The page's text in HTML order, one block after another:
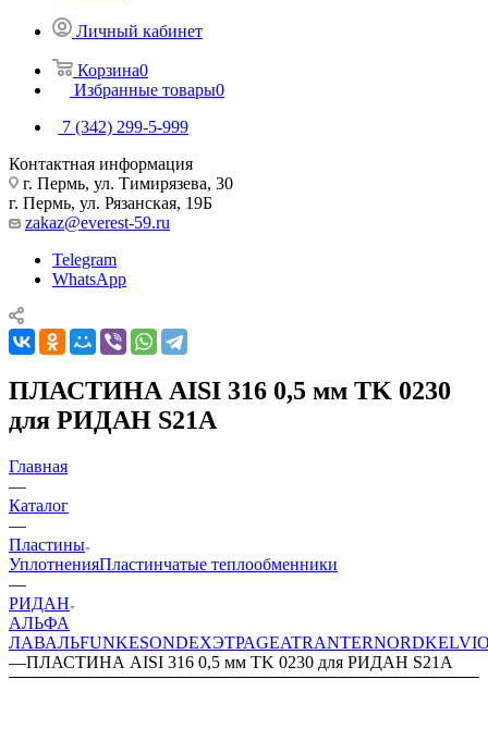
Личный кабинет
Корзина0
Избранные товары0
7 (342) 299-5-999
Контактная информация
г. Пермь, ул. Тимирязева, 30
г. Пермь, ул. Рязанская, 19Б
zakaz@everest-59.ru
Telegram
WhatsApp
ПЛАСТИНА AISI 316 0,5 мм TK 0230
для РИДАН S21A
Главная
—
Каталог
—
Пластины
УплотненияПластинчатые теплообменники
—
РИДАН
АЛЬФА
ЛАВАЛЬFUNKESONDEXЭТРАGEATRANTERNORD
—ПЛАСТИНА AISI 316 0,5 мм TK 0230 для РИДАН S21A